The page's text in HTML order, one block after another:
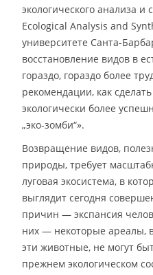
экологического анализа
Ecological Analysis and
университете Санта-
восстановление видов в
гораздо, гораздо более
рекомендации, как
экологически более
„эко-зомби“».
Возвращение видов,
природы, требует
луговая экосистема, в
выглядит сегодня
причин — экспансия
них — некоторые ареалы,
эти животные, не могут
прежнем экологическом